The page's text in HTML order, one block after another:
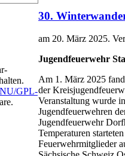
30.
am 20. März 2025.
Jugendfeuerwehr
Am 1. März 2025
der
Veranstaltung wurde
Jugendfeuerwehren
Jugendfeuerwehr
Temperaturen
Feuerwehrmitglieder
GPL-